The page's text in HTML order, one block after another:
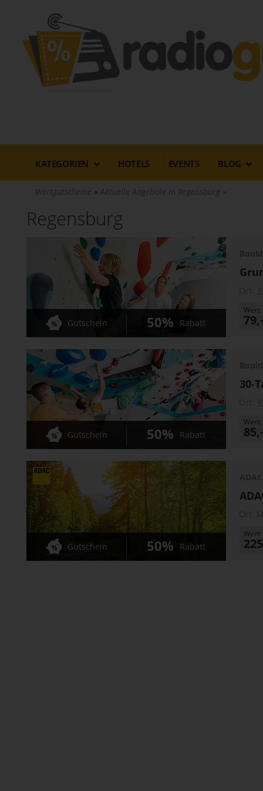
KATEGORIEN HOTELS EVENTS BLOG
Wertgutscheine Aktuelle Angebote in Regensburg
Regensburg
Gutschein 50% Rabatt
Wert:
30-
Gutschein 50% Rabatt
Wert:
Gutschein 50% Rabatt
Wert: